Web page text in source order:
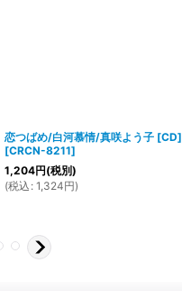
恋つばめ/白河慕情/真咲よう子 [CD]
[CRCN-8211]
1,204円(税別)
(税込 : 1,324円)